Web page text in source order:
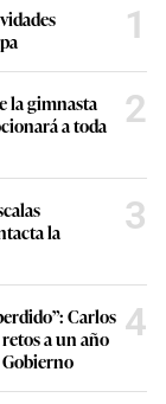
1
la gimnasta
a toda
2
la
3
Carlos
a un año
Gobierno
4